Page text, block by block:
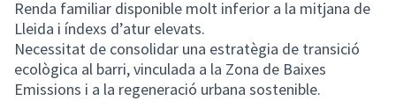
Renda familiar disponible molt inferior a la mitjana de
Lleida i índexs d’atur elevats.
Necessitat de consolidar una estratègia de transició
ecològica al barri, vinculada a la Zona de Baixes
Emissions i a la regeneració urbana sostenible.